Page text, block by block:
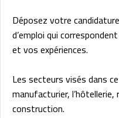
Déposez votre
d’emploi qui
et vos expériences.
Les secteurs visés dans
manufacturier,
construction.